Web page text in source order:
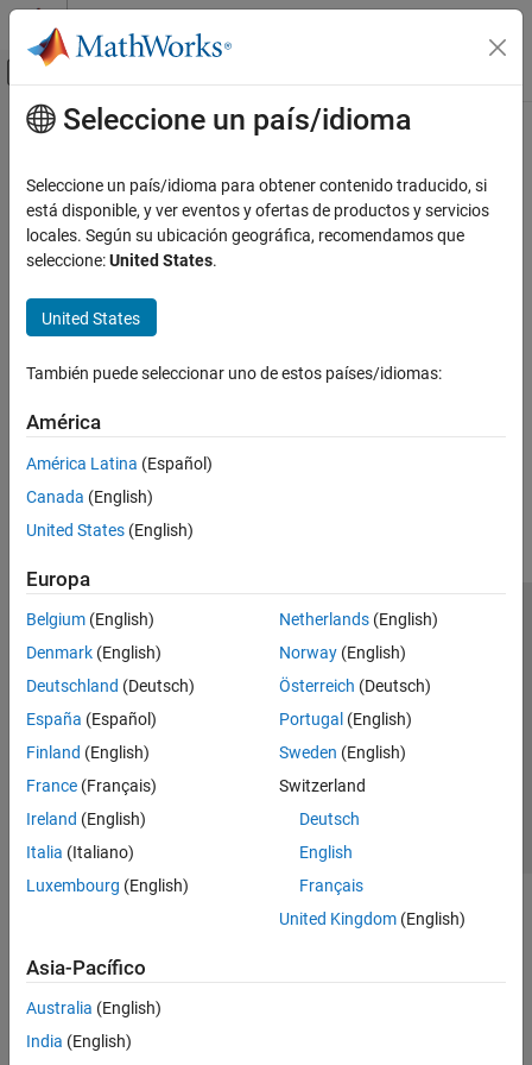
Saltar al contenido
Mostrar/ocultar menú de navegación
Inicio de Documentación
Desarrollo de FPGA, ASIC y SoC
Contenido principal
¿Qué tan útil fue esta traducción?
Seleccione un país/idioma
Seleccione un país/idioma para obtener contenido traducido, si
está disponible, y ver eventos y ofertas de productos y servicios
locales. Según su ubicación geográfica, recomendamos que
seleccione:United States.
United States
También puede seleccionar uno de estos países/idiomas:
América
América Latina (Español)
Canada (English)
United States (English)
Europa
Belgium (English)
Denmark (English)
Deutschland (Deutsch)
España (Español)
Finland (English)
France (Français)
Ireland (English)
Italia (Italiano)
Luxembourg (English)
Netherlands(English)
Norway(English)
Österreich (Deutsch)
Portugal (English)
Sweden (English)
Switzerland
Deutsch
English
Français
United Kingdom(English)
Asia-Pacífico
Australia (English)
India (English)
Centro de confianza
Marcas comerciales
Política de privacidad
Antipiratería
Estado de las aplicaciones
Información de contacto
© 1994-2026 The MathWorks, Inc.
Seleccione un país/